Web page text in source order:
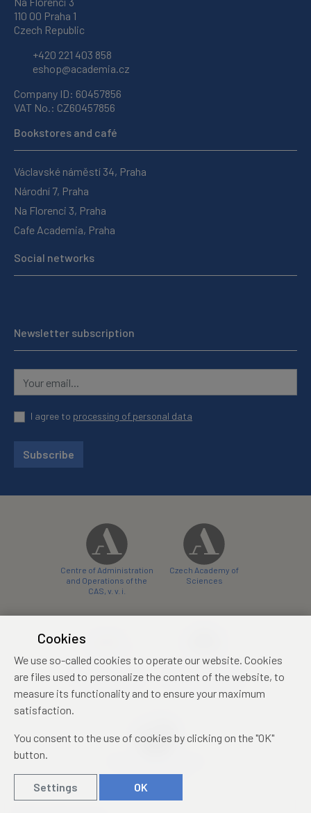
110 00 Praha 1
Czech Republic
+420 221 403 858
eshop@academia.cz
Company ID: 60457856
VAT No.: CZ60457856
Bookstores and café
Václavské náměstí 34, Praha
Národní 7, Praha
Na Florenci 3, Praha
Cafe Academia, Praha
Social networks
Newsletter subscription
I agree to processing of personal data
Subscribe
Centre of Administration
and Operations of the
CAS, v. v. i.
Czech Academy of
Sciences
conference centre
konferenční centrum
Cookies
We use so-called cookies to operate our website. Cookies
are files used to personalize the content of the website, to
measure its functionality and to ensure your maximum
satisfaction.
You consent to the use of cookies by clicking on the "OK"
button.
Settings OK